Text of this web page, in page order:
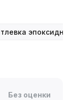
Без оценки